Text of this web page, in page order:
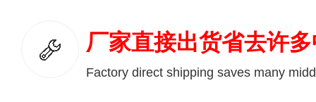
厂家直接出货省去许
Factory direct shipping saves many